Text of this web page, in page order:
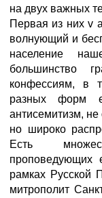
на двух важных
Первая из них v
волнующий и
население
большинство
конфессиям, в
разных форм
антисемитизм,
но широко
Есть
проповедующих
рамках Русской
митрополит